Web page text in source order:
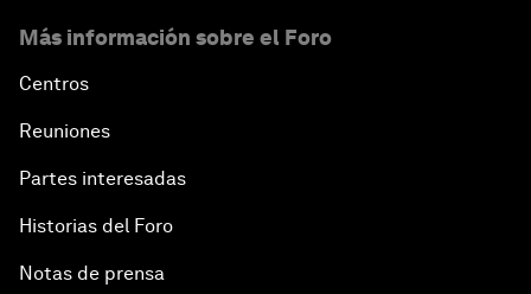
Más información sobre el Foro
Centros
Reuniones
Partes interesadas
Historias del Foro
Notas de prensa